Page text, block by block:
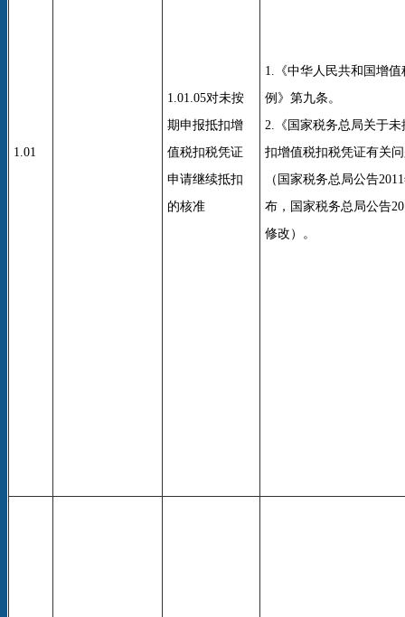
1.01
1.01.05对未按
期申报抵扣增
值税扣税凭证
申请继续抵扣
的核准
1.《中华人民共和国增值
例》第九条。
2.《国家税务总局关于
扣增值税扣税凭证有关
（国家税务总局公告
布，国家税务总局公告
修改）。